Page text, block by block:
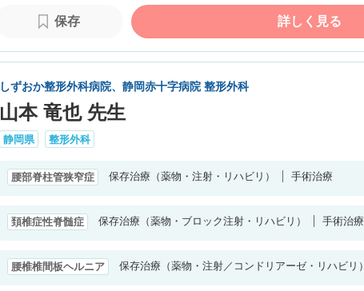
保存 詳しく見る
しずおか整形外科病院、静岡赤十字病院 整形外科
山本 竜也 先生
静岡県 整形外科
腰部脊柱管狭窄症 保存治療（薬物・注射・リハビリ） 手術治療
頚椎症性脊髄症 保存治療（薬物・ブロック注射・リハビリ） 手術治療
腰椎椎間板ヘルニア 保存治療（薬物・注射／コンドリアーゼ・リハビリ）